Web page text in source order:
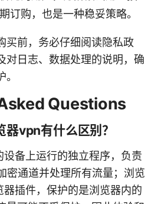
订购，也是一种稳妥策略。
买前，务必仔细阅读隐私政
对日志、数据处理的说明，确
Questions
vpn有什么区别？
备上运行的独立程序，负责
密通道并处理所有流量；浏览
插件，保护的是浏览器内的